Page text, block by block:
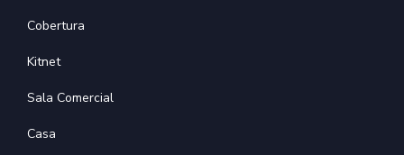
Cobertura
Kitnet
Sala Comercial
Casa